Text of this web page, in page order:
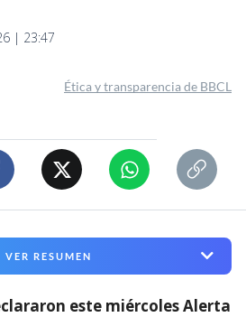
| 23:47
Ética y transparencia de BBCL
VER RESUMEN
este miércoles Alerta